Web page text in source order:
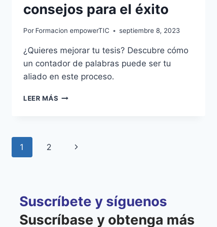
consejos para el éxito
Por Formacion empowerTIC septiembre 8, 2023
¿Quieres mejorar tu tesis? Descubre cómo
un contador de palabras puede ser tu
aliado en este proceso.
LEER MÁS
1 2
Suscríbete y síguenos
Suscríbase y obtenga más